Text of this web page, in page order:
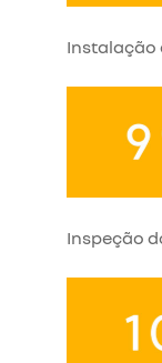
Instalação
Inspeção